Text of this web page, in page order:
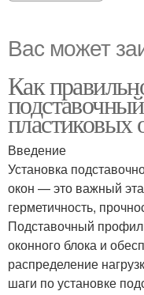
Вас может
Как
пластиковых
Введение
Установка
окон — это важный
герметичность,
Подставочный
оконного блока и
распределение
шаги по установке